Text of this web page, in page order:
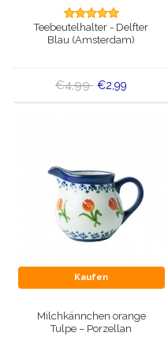
Grüße & Postkarten
Artikel des Königshauses
Wandteller - Bunt und
Salz-und Pfefferstreuer
Spielkarten
Delfter blaue Magnete
Teebeutelhalter - Delfter
Blau (Amsterdam)
€4,99 €2,99
Kaufen
Milchkännchen orange
Tulpe – Porzellan